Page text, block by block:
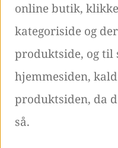
online butik,
kategoriside og
produktside, og til
hjemmesiden,
produktsiden, da
så.